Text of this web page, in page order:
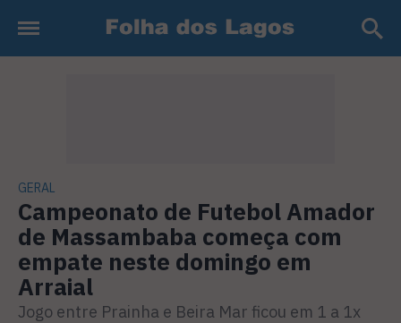
GERAL
Campeonato de Futebol Amador
de Massambaba começa com
empate neste domingo em
Arraial
Jogo entre Prainha e Beira Mar ficou em 1 a 1x